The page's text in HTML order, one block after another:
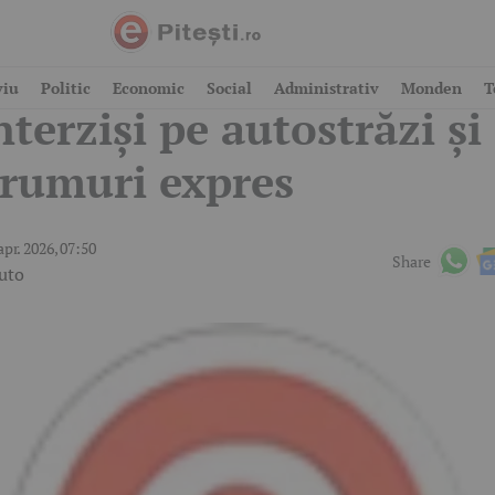
Politic Economic Social Administrativ Monden
lovitură! Acești
pe autostrăzi și
expres
2026, 07:50
Share